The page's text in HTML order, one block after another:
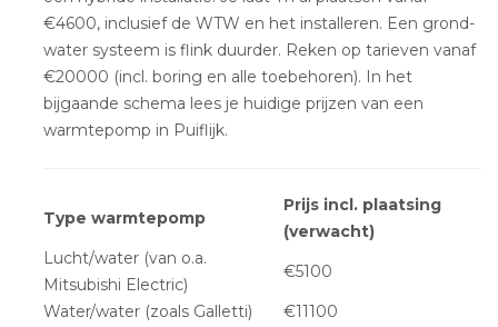
€4600, inclusief de WTW en het installeren. Een grond-
water systeem is flink duurder. Reken op tarieven vanaf
€20000 (incl. boring en alle toebehoren). In het
bijgaande schema lees je huidige prijzen van een
warmtepomp in Puiflijk.
Type warmtepomp
Prijs incl. plaatsing
(verwacht)
Lucht/water (van o.a.
Mitsubishi Electric)
€5100
Water/water (zoals Galletti)
€11100